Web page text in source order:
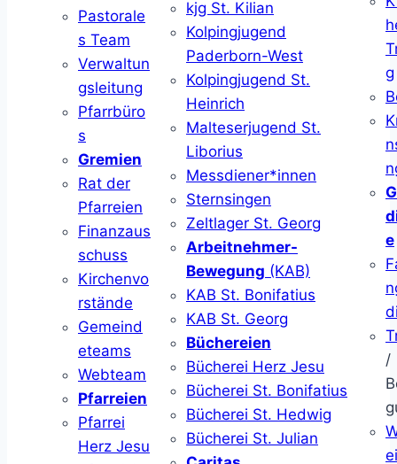
Pastorale
s Team
Verwaltun
gsleitung
Pfarrbüro
s
Gremien
Rat der
Pfarreien
Finanzaus
schuss
Kirchenvo
rstände
Gemeind
eteams
Webteam
Pfarreien
Pfarrei
Herz Jesu
kjg St. Kilian
Kolpingjugend
Paderborn-West
Kolpingjugend St.
Heinrich
Malteserjugend St.
Liborius
Messdiener*innen
Sternsingen
Zeltlager St. Georg
Arbeitnehmer-
Bewegung (KAB)
KAB St. Bonifatius
KAB St. Georg
Büchereien
Bücherei Herz Jesu
Bücherei St. Bonifatius
Bücherei St. Hedwig
Bücherei St. Julian
g
e
/